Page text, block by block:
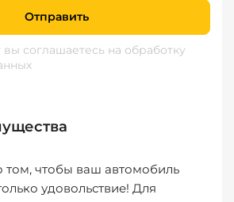
Отправить
соглашаетесь на обработку
том, чтобы ваш автомобиль
удовольствие! Для